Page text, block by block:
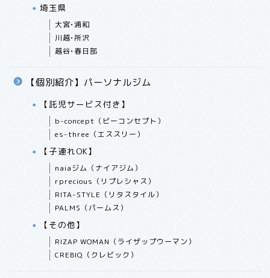
埼玉県
大宮•浦和
川越•所沢
越谷•春日部
【個別紹介】パーソナルジム
【託児サービス付き】
b-concept（ビーコンセプト）
es-three（エススリー）
【子連れOK】
naiaジム（ナイアジム）
rprecious（リプレシャス）
RITA-STYLE（リタスタイル）
PALMS（パームス）
【その他】
RIZAP WOMAN（ライザップウーマン）
CREBIQ（クレビック）